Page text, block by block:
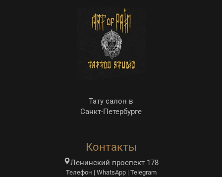
Тату салон в
Санкт-Петербурге
Контакты
Ленинский проспект 178
Телефон | WhatsApp | Telegram